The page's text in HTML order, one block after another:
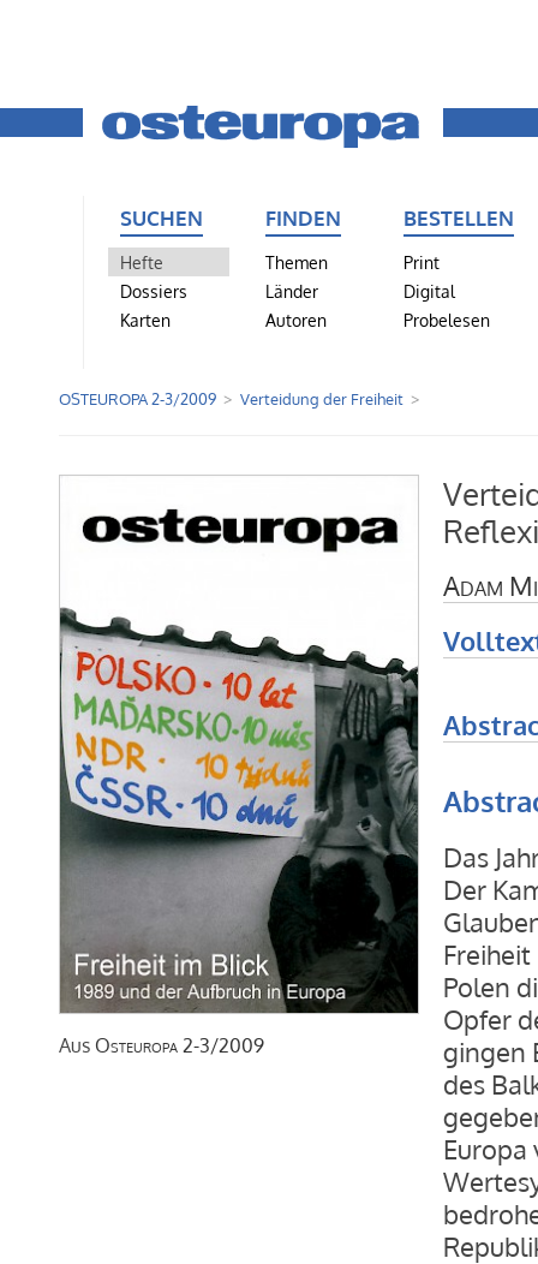
SUCHEN
Hefte
Dossiers
Karten
FINDEN
Themen
Länder
Autoren
BESTELLEN
Print
Digital
Probelesen
OSTEUROPA 2-3/2009 Verteidung der Freiheit
Aus Osteuropa 2-3/2009
Adam
Das
Der
Polen
Opfer
gingen
des
Europa